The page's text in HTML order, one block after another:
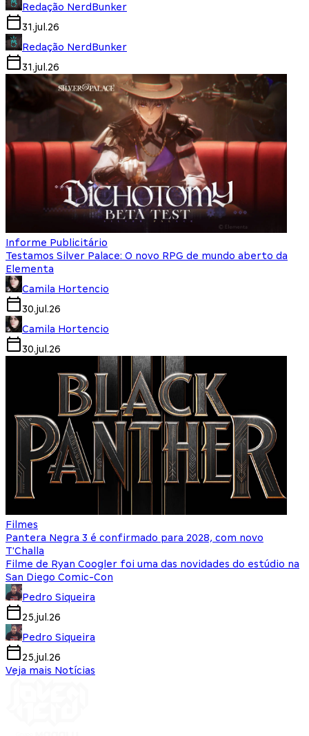
Redação NerdBunker
31.jul.26
Redação NerdBunker
31.jul.26
Informe Publicitário
Testamos Silver Palace: O novo RPG de mundo aberto da
Elementa
Camila Hortencio
30.jul.26
Camila Hortencio
30.jul.26
Filmes
Pantera Negra 3 é confirmado para 2028, com novo
T'Challa
Filme de Ryan Coogler foi uma das novidades do estúdio na
San Diego Comic-Con
Pedro Siqueira
25.jul.26
Pedro Siqueira
25.jul.26
Veja mais Notícias